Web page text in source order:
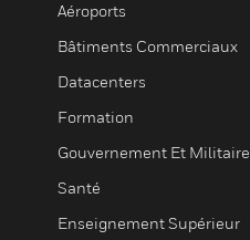
Aéroports
Bâtiments Commerciaux
Datacenters
Formation
Gouvernement Et Militaire
Santé
Enseignement Supérieur